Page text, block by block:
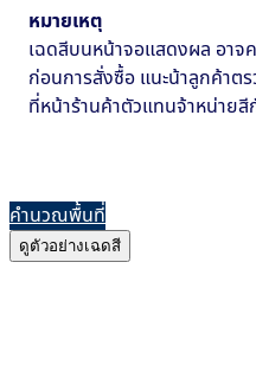
หมายเหตุ
เฉดสีบนหน้าจอแสดงผล อาจ
ก่อนการสั่งซื้อ แนะน้าลูกค้าต
ที่หน้าร้านค้าตัวแทนจ้าหน่ายสี
คำนวณพื้นที่
ดูตัวอย่างเฉดสี